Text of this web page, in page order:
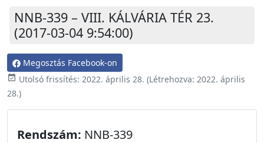
NNB-339 – VIII. KÁLVÁRIA TÉR 23.
(2017-03-04 9:54:00)
Megosztás Facebook-on
event_available Utolsó frissítés: 2022. április 28. (Létrehozva: 2022. április
28.)
Rendszám: NNB-339